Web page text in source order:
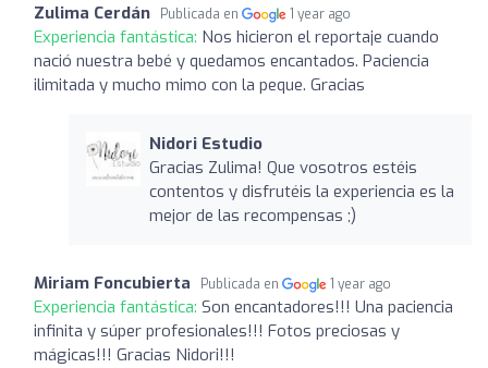
Zulima Cerdán Publicada en 1 year ago
Experiencia fantástica: Nos hicieron el reportaje cuando
nació nuestra bebé y quedamos encantados. Paciencia
ilimitada y mucho mimo con la peque. Gracias
Nidori Estudio
Gracias Zulima! Que vosotros estéis
contentos y disfrutéis la experiencia es la
mejor de las recompensas ;)
Miriam Foncubierta Publicada en 1 year ago
Experiencia fantástica: Son encantadores!!! Una paciencia
infinita y súper profesionales!!! Fotos preciosas y
mágicas!!! Gracias Nidori!!!